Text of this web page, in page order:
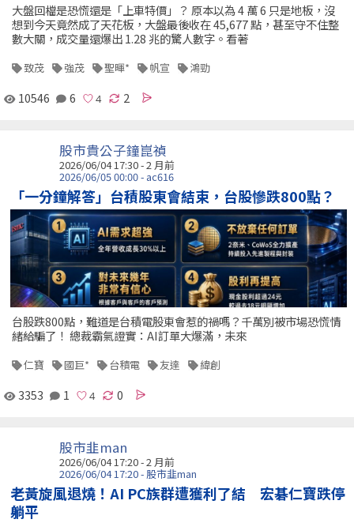
大盤回檔是恐慌還是「上車特價」？ 原本以為 4 萬 6 只是地板，沒
想到今天竟然成了天花板，大盤最後收在 45,677 點，甚至守不住整
數大關，成交量還爆出 1.28 兆的驚人數字。看著
致茂 強茂 聖暉* 帆宣 鴻勁
10546 6 2
股市貴公子鐘崑禎
2026/06/04 17:30 - 2 月前
2026/06/05 00:00 - ac616
「一分鐘解答」台積股東會結束，台股慘跌800點？
台股跌800點，難道是台積電股東會惹的禍嗎？千萬別被市場恐慌情
緒給騙了！ 總裁霸氣證實：AI訂單大爆滿，未來
仁寶 國巨* 台積電 友達 緯創
3353 1 0
股市韭man
2026/06/04 17:20 - 2 月前
2026/06/04 17:20 - 股市韭man
老黃旋風退燒！AI PC族群遭獲利了結 宏碁仁寶跌停
躺平